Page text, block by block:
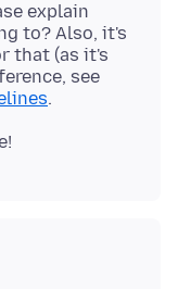
explain
to? Also, it's
that (as it's
see